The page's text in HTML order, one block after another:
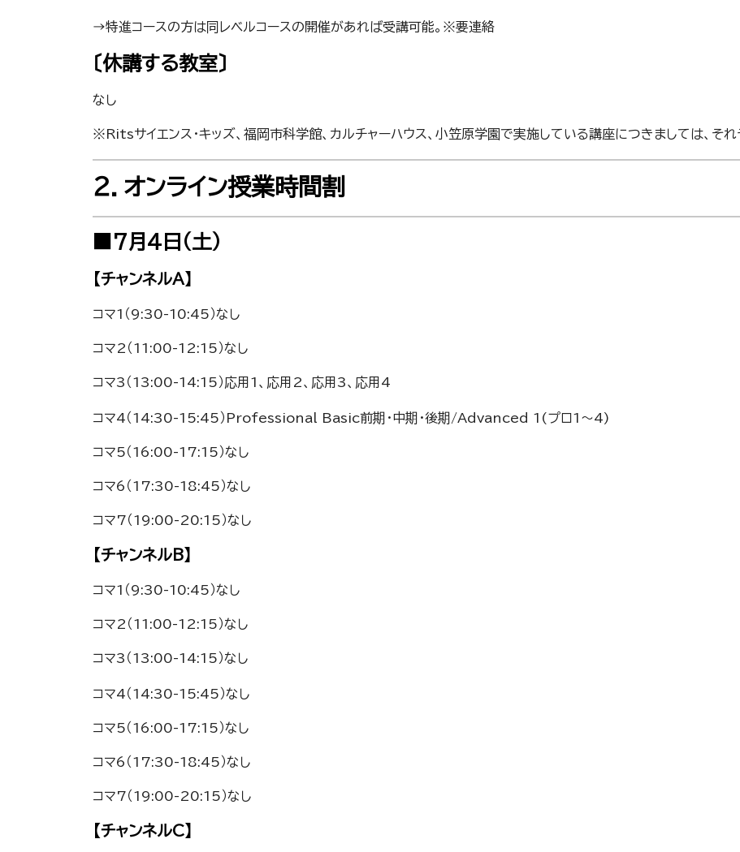
→特進コースの方は同レベルコースの開催があれば受講可能。※要連絡
〔休講する教室〕
なし
※Ritsサイエンス・キッズ、福岡市科学館、カルチャーハウス、小笠原学園で実施している講座につきましては、そ
２．オンライン授業時間割
■7月4日（土）
【チャンネルA】
コマ1（9:30-10:45）なし
コマ2（11:00-12:15）なし
コマ3（13:00-14:15）応用1、応用2、応用3、応用4
コマ4（14:30-15:45）Professional Basic前期・中期・後期/Advanced 1(プロ1～4)
コマ5（16:00-17:15）なし
コマ6（17:30-18:45）なし
コマ7（19:00-20:15）なし
【チャンネルB】
コマ1（9:30-10:45）なし
コマ2（11:00-12:15）なし
コマ3（13:00-14:15）なし
コマ4（14:30-15:45）なし
コマ5（16:00-17:15）なし
コマ6（17:30-18:45）なし
コマ7（19:00-20:15）なし
【チャンネルC】